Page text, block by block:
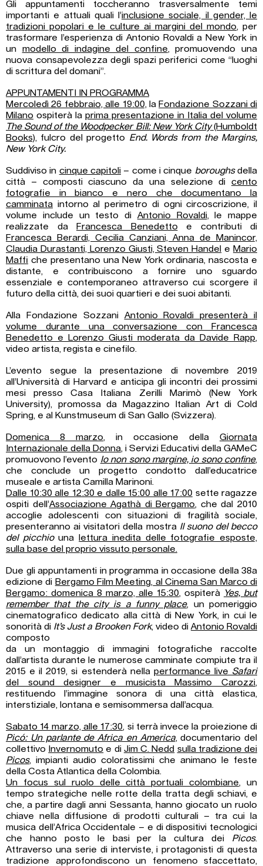
Gli appuntamenti toccheranno trasversalmente temi
importanti e attuali quali l’inclusione sociale, il gender, le
tradizioni popolari e le culture ai margini del mondo, per
trasformare l’esperienza di Antonio Rovaldi a New York in
un modello di indagine del confine, promuovendo una
nuova consapevolezza degli spazi periferici come “luoghi
di scrittura del domani”.
APPUNTAMENTI IN PROGRAMMA
Mercoledì 26 febbraio, alle 19:00, la Fondazione Sozzani di
Milano ospiterà la prima presentazione in Italia del volume
The Sound of the Woodpecker Bill: New York City(Humboldt
Books), fulcro del progetto End. Words from the Margins,
New York City.
Suddiviso in cinque capitoli – come i cinque boroughsdella
città – composti ciascuno da una selezione di cento
fotografie in bianco e nero che documentano la
camminata intorno al perimetro di ogni circoscrizione, il
volume include un testo di Antonio Rovaldi, le mappe
realizzate da
Francesca Benedetto e contributi di
Francesca Berardi, Cecilia Canziani, Anna de Manincor,
Claudia Durastanti, Lorenzo Giusti, Steven Handel
e Mario
Maffi che presentano una New York ordinaria, nascosta e
distante, e contribuiscono a fornire uno sguardo
essenziale e contemporaneo attraverso cui scorgere il
futuro della città, dei suoi quartieri e dei suoi abitanti.
Alla Fondazione Sozzani Antonio Rovaldi presenterà il
volume durante una conversazione con Francesca
Benedetto e Lorenzo Giusti moderata da Davide Rapp,
video artista, regista e cinefilo.
L’evento segue la presentazione di novembre 2019
all’Università di Harvard e anticipa gli incontri dei prossimi
mesi presso Casa Italiana Zerilli Marimò (New York
University), promossa da Magazzino Italian Art di Cold
Spring, e al Kunstmuseum di San Gallo (Svizzera).
Domenica 8 marzo, in occasione della Giornata
Internazionale della Donna, i Servizi Educativi della GAMeC
promuovono l’evento Io non sono margine, io sono confine,
che conclude un progetto condotto dall’educatrice
museale e artista Camilla Marinoni.
Dalle 10:30 alle 12:30 e dalle 15:00 alle 17:00 sette ragazze
ospiti dell’Associazione Agathà di Bergamo, che dal 2010
accoglie adolescenti con situazioni di fragilità sociale,
presenteranno ai visitatori della mostra Il suono del becco
del picchiouna
lettura inedita delle fotografie esposte,
sulla base del proprio vissuto personale.
Due gli appuntamenti in programma in occasione della 38a
edizione di Bergamo Film Meeting, al Cinema San Marco di
Bergamo: domenica 8 marzo, alle 15:30, ospiterà Yes, but
remember that the city is a funny place, un pomeriggio
cinematografico dedicato alla città di New York, in cui le
sonorità di It’s Just a Brooken Fork, video di Antonio Rovaldi
composto
da un montaggio di immagini fotografiche raccolte
dall’artista durante le numerose camminate compiute tra il
2015 e il 2019, si estenderà nella performance live Safari
del sound designer e musicista Massimo Carozzi,
restituendo l’immagine sonora di una città elastica,
interstiziale, lontana e semisommersa dall’acqua.
Sabato 14 marzo, alle 17:30, si terrà invece la proiezione di
Picó: Un parlante de Africa en America, documentario del
collettivo Invernomuto e di Jim C. Nedd sulla tradizione dei
Picos, impianti audio coloratissimi che animano le feste
della Costa Atlantica della Colombia.
Un focus sul ruolo delle città portuali colombiane, un
tempo strategiche nelle rotte della tratta degli schiavi, e
che, a partire dagli anni Sessanta, hanno giocato un ruolo
chiave nella diffusione di prodotti culturali – tra cui la
musica dell’Africa Occidentale – e di dispositivi tecnologici
che hanno posto le basi per la cultura dei Picos.
Attraverso una serie di interviste, i protagonisti di questa
tradizione approfondiscono un fenomeno sfaccettato,